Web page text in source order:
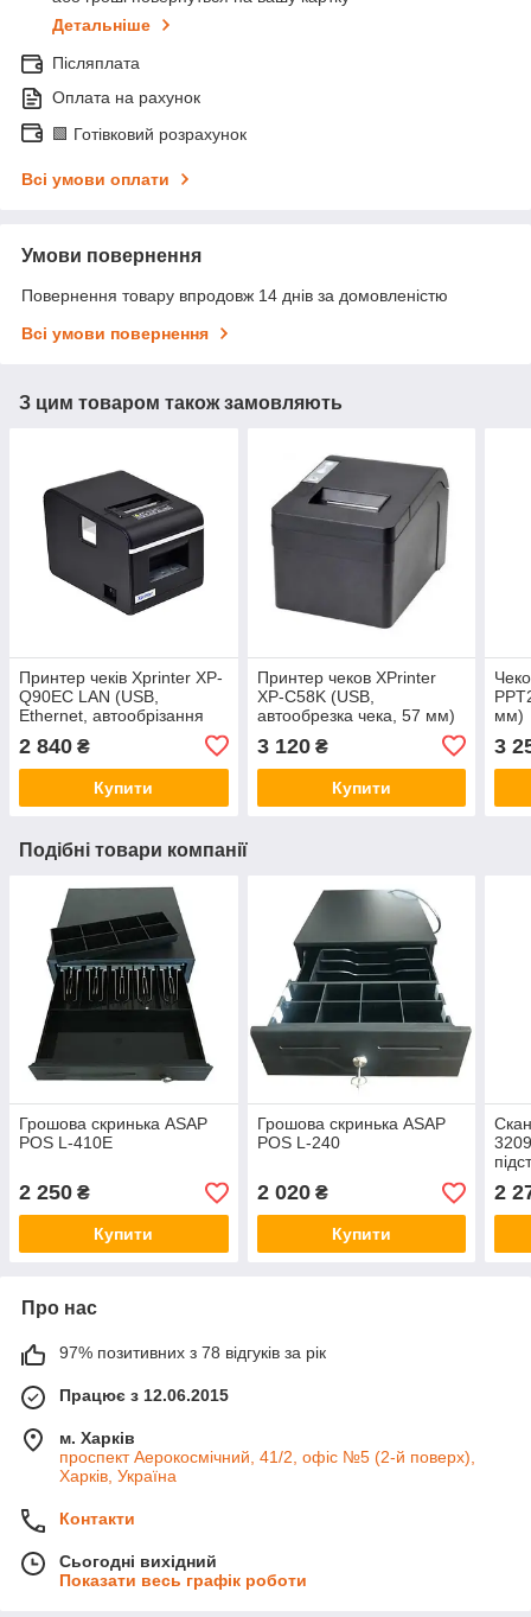
Детальніше
Післяплата
Оплата на рахунок
🟩 Готівковий розрахунок
Всі умови оплати
Умови повернення
Повернення товару впродовж 14 днів за домовленістю
Всі умови повернення
З цим товаром також замовляють
Принтер чеків Xprinter XP-
Q90EC LAN (USB,
Ethernet, автообрізання
2 840 ₴
Купити
Принтер чеков XPrinter
XP-С58K (USB,
автообрезка чека, 57 мм)
3 120₴
Купити
мм)
3
Подібні товари компанії
Грошова скринька ASAP
POS L-410E
2 250 ₴
Купити
Грошова скринька ASAP
POS L-240
2 020₴
Купити
2
Про нас
97% позитивних з 78 відгуків за рік
Працює з 12.06.2015
м. Харків
проспект Аерокосмічний, 41/2, офіс №5 (2-й поверх),
Харків, Україна
Контакти
Сьогодні вихідний
Показати весь графік роботи